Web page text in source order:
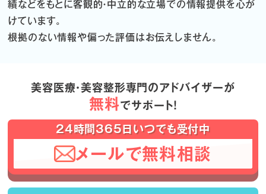
績などをもとに客観的・中立的な立場での情報提供を心が
けています。
根拠のない情報や偏った評価はお伝えしません。
美容医療・美容整形専門のアドバイザーが
無料でサポート！
24時間365日いつでも受付中
メールで無料相談